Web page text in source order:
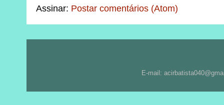
Assinar: Postar comentários (Atom)
E-mail: